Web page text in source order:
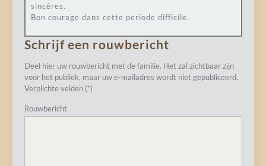
sincères.
Bon courage dans cette periode difficile.
Schrijf een rouwbericht
Deel hier uw rouwbericht met de familie. Het zal zichtbaar zijn
voor het publiek, maar uw e-mailadres wordt niet gepubliceerd.
Verplichte velden (*)
Rouwbericht